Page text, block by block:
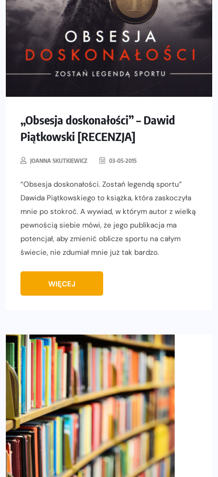
„Obsesja doskonałości” – Dawid
Piątkowski [RECENZJA]
JOANNA SKUTKIEWICZ 03-05-2015
“Obsesja doskonałości. Zostań legendą sportu”
Dawida Piątkowskiego to książka, która zaskoczyła
mnie po stokroć. A wywiad, w którym autor z wielką
pewnością siebie mówi, że jego publikacja ma
potencjał, aby zmienić oblicze sportu na całym
świecie, nie zdumiał mnie już tak bardzo.
WIĘCEJ